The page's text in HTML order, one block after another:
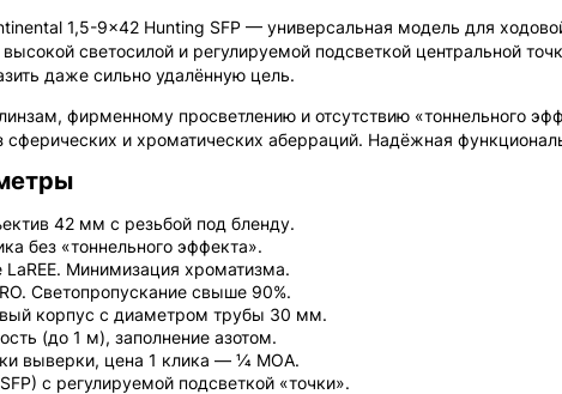
1,5-9x42 Hunting SFP — универсальная модель для
светосилой и регулируемой подсветкой центральной
даже сильно удалённую цель.
фирменному просветлению и отсутствию «тоннельного
сферических и хроматических аберраций. Надёжная
42 мм с резьбой под бленду.
без «тоннельного эффекта».
Минимизация хроматизма.
Светопропускание свыше 90%.
корпус с диаметром трубы 30 мм.
(до 1 м), заполнение азотом.
выверки, цена 1 клика — 1⁄4 MOA.
с регулируемой подсветкой «точки».